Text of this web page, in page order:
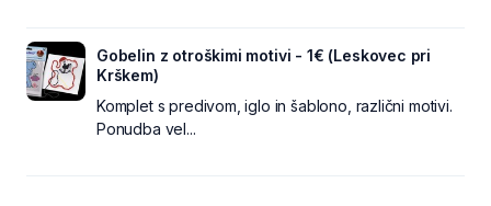
Gobelin z otroškimi motivi - 1€ (Leskovec pri
Krškem)
Komplet s predivom, iglo in šablono, različni motivi.
Ponudba vel...